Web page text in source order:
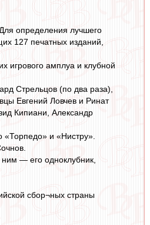
определения лучшего
127 печатных изданий,
игрового амплуа и клубной
Стрельцов (по два раза),
Евгений Ловчев и Ринат
Кипиани, Александр
«Торпедо» и «Нистру».
— его одноклубник,
сбор¬ных страны